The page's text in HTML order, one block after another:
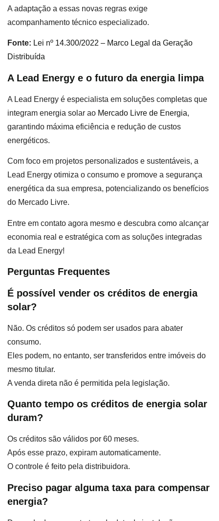
A adaptação a essas novas regras exige
acompanhamento técnico especializado.
Fonte: Lei nº 14.300/2022 – Marco Legal da Geração
Distribuída
A Lead Energy e o futuro da energia limpa
A Lead Energy é especialista em soluções completas que
integram energia solar ao Mercado Livre de Energia,
garantindo máxima eficiência e redução de custos
energéticos.
Com foco em projetos personalizados e sustentáveis, a
Lead Energy otimiza o consumo e promove a segurança
energética da sua empresa, potencializando os benefícios
do Mercado Livre.
Entre em contato agora mesmo e descubra como alcançar
economia real e estratégica com as soluções integradas
da Lead Energy!
Perguntas Frequentes
É possível vender os créditos de energia
solar?
Não. Os créditos só podem ser usados para abater
consumo.
Eles podem, no entanto, ser transferidos entre imóveis do
mesmo titular.
A venda direta não é permitida pela legislação.
Quanto tempo os créditos de energia solar
duram?
Os créditos são válidos por 60 meses.
Após esse prazo, expiram automaticamente.
O controle é feito pela distribuidora.
Preciso pagar alguma taxa para compensar
energia?